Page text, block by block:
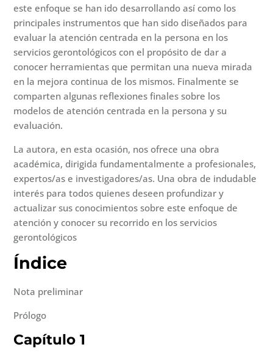
este enfoque se han ido desarrollando así como los
principales instrumentos que han sido diseñados para
evaluar la atención centrada en la persona en los
servicios gerontológicos con el propósito de dar a
conocer herramientas que permitan una nueva mirada
en la mejora continua de los mismos. Finalmente se
comparten algunas reflexiones finales sobre los
modelos de atención centrada en la persona y su
evaluación.
La autora, en esta ocasión, nos ofrece una obra
académica, dirigida fundamentalmente a profesionales,
expertos/as e investigadores/as. Una obra de indudable
interés para todos quienes deseen profundizar y
actualizar sus conocimientos sobre este enfoque de
atención y conocer su recorrido en los servicios
gerontológicos
Índice
Nota preliminar
Prólogo
Capítulo 1